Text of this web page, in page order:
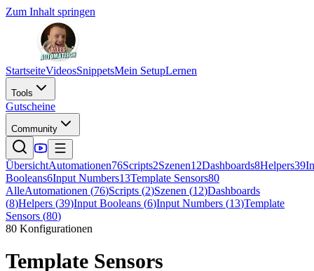
Zum Inhalt springen
StartseiteVideosSnippetsMein SetupLernen
Tools
Gutscheine
Community
ÜbersichtAutomationen76Scripts2Szenen12Dashboards8Helpers39
Booleans6Input Numbers13Template Sensors80
AlleAutomationen (76)Scripts (2)Szenen (12)Dashboards
(8)Helpers (39)Input Booleans (6)Input Numbers (13)Template
Sensors (80)
80 Konfigurationen
Template Sensors